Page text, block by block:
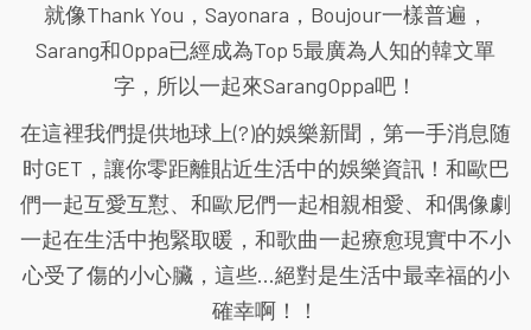
就像Thank You，Sayonara，Boujour一樣普遍，
Sarang和Oppa已經成為Top 5最廣為人知的韓文單
字，所以一起來SarangOppa吧！
在這裡我們提供地球上(?)的娛樂新聞，第一手消息随
时GET，讓你零距離貼近生活中的娛樂資訊！和歐巴
們一起互愛互懟、和歐尼們一起相親相愛、和偶像劇
一起在生活中抱緊取暖，和歌曲一起療愈現實中不小
心受了傷的小心臟，這些...絕對是生活中最幸福的小
確幸啊！！